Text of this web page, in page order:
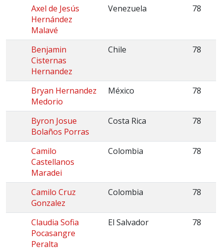
Axel de Jesús
Hernández
Malavé
Venezuela 78
Benjamin
Cisternas
Hernandez
Chile 78
Bryan Hernandez
Medorio
México 78
Byron Josue
Bolaños Porras
Costa Rica 78
Camilo
Castellanos
Maradei
Colombia 78
Camilo Cruz
Gonzalez
Colombia 78
Claudia Sofia
Pocasangre
Peralta
El Salvador 78